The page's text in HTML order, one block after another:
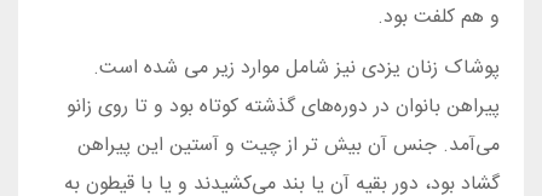
و هم كلفت بود.
پوشاک زنان یزدی نیز شامل موارد زیر می شده است.
پيراهن بانوان در دوره‌های گذشته كوتاه بود و تا روی زانو
می‌آمد. جنس آن بيش تر از چيت و آستين اين پيراهن
گشاد بود، دور بقيه آن يا بند می‌كشيدند و يا با قيطون به